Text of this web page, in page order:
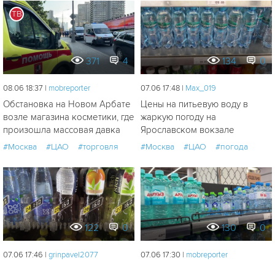
ТВ
371 4
08.06 18:37 | mobreporter
Обстановка на Новом Арбате
возле магазина косметики, где
произошла массовая давка
#Москва #ЦАО #торговля
134 0
07.06 17:48 | Мах_019
Цены на питьевую воду в
жаркую погоду на
Ярославском вокзале
#Москва #ЦАО #погода
122 0
07.06 17:46 | grinpavel2077
130 0
07.06 17:30 | mobreporter